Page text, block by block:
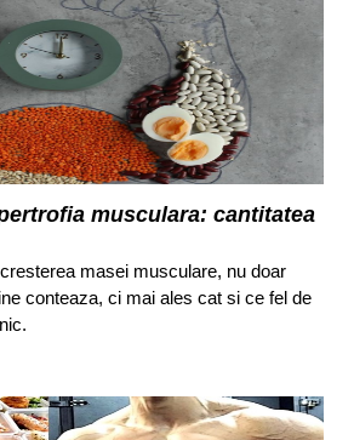
musculara: cantitatea
masei musculare, nu doar
conteaza, ci mai ales cat si ce fel de